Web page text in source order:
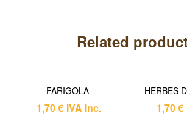
Related
FARIGOLA
1,70€ IVA Inc.
HERBES
1,70€